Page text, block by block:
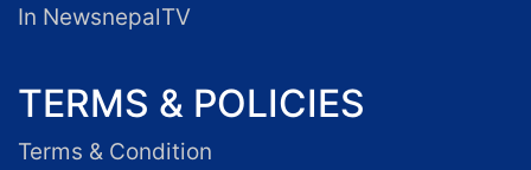
In NewsnepalTV
TERMS & POLICIES
Terms & Condition